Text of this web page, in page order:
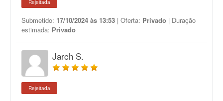
Rejeitada
Submetido: 17/10/2024 às 13:53 | Oferta: Privado | Duração
estimada: Privado
Jarch S.
Rejeitada